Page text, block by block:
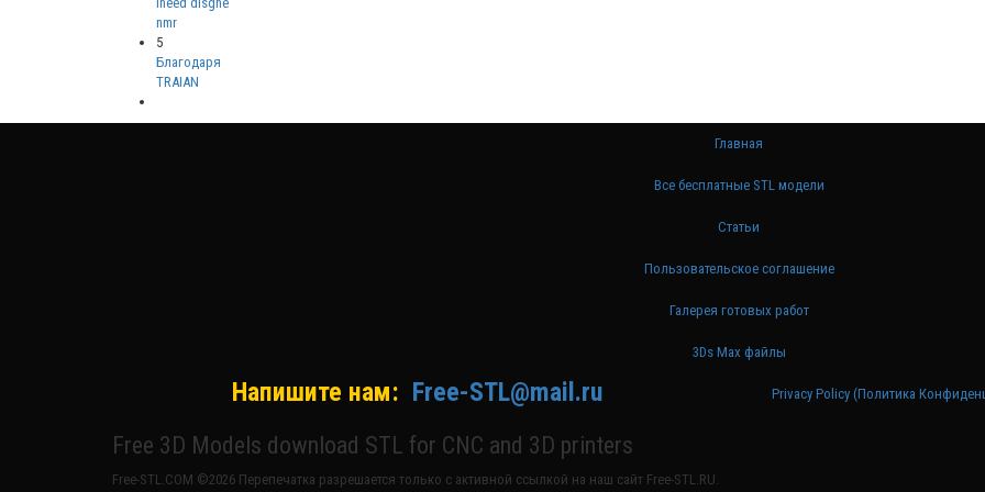
nmr
5
Благодаря
TRAIAN
Главная
Все бесплатные STL модели
Статьи
Пользовательское соглашение
Галерея готовых работ
3Ds Max файлы
Напишите нам: Free-STL@mail.ru
Free 3D Models download STL for CNC and 3D printers
Free-STL.COM ©2026 Перепечатка разрешается только с активной ссылкой на наш сайт Free-STL.RU.
Privacy Policy (Политика